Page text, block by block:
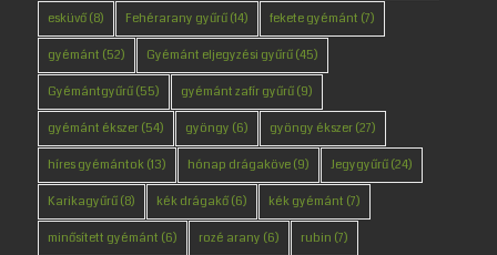
esküvő(8) Fehérarany gyűrű(14) fekete gyémánt (7)
gyémánt (52) Gyémánt eljegyzési gyűrű(45)
Gyémántgyűrű(55) gyémánt zafír gyűrű(9)
gyémánt ékszer(54) gyöngy (6) gyöngy ékszer(27)
híres gyémántok(13) hónap drágaköve(9) Jegygyűrű(24)
Karikagyűrű(8) kék drágakő(6) kék gyémánt (7)
minősített gyémánt (6) rozé arany (6) rubin (7)